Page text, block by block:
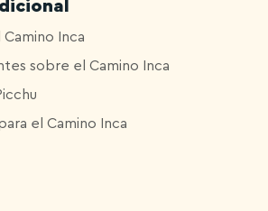
Inca
sobre el Camino Inca
el Camino Inca